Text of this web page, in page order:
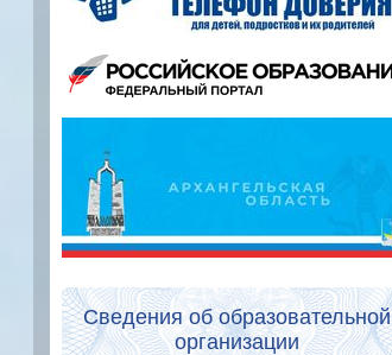
Сведения об образовательной
организации